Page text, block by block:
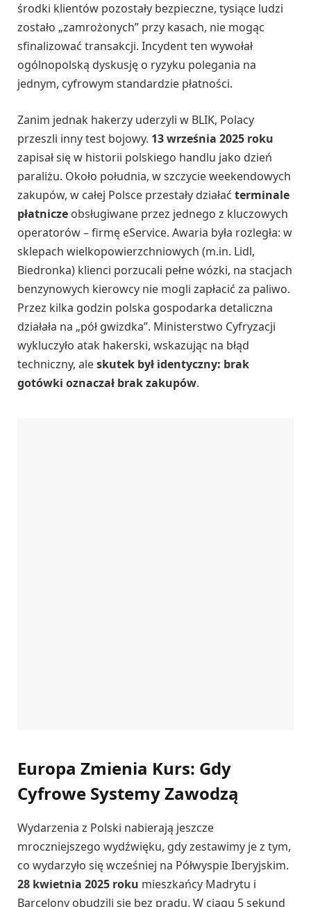
środki klientów pozostały bezpieczne, tysiące ludzi
zostało „zamrożonych” przy kasach, nie mogąc
sfinalizować transakcji. Incydent ten wywołał
ogólnopolską dyskusję o ryzyku polegania na
jednym, cyfrowym standardzie płatności.
Zanim jednak hakerzy uderzyli w BLIK, Polacy
przeszli inny test bojowy. 13 września 2025 roku
zapisał się w historii polskiego handlu jako dzień
paraliżu. Około południa, w szczycie weekendowych
zakupów, w całej Polsce przestały działać terminale
płatnicze obsługiwane przez jednego z kluczowych
operatorów – firmę eService. Awaria była rozległa: w
sklepach wielkopowierzchniowych (m.in. Lidl,
Biedronka) klienci porzucali pełne wózki, na stacjach
benzynowych kierowcy nie mogli zapłacić za paliwo.
Przez kilka godzin polska gospodarka detaliczna
działała na „pół gwizdka”. Ministerstwo Cyfryzacji
wykluczyło atak hakerski, wskazując na błąd
techniczny, aleskutek był identyczny: brak
gotówki oznaczał brak zakupów.
Europa Zmienia Kurs: Gdy
Cyfrowe Systemy Zawodzą
Wydarzenia z Polski nabierają jeszcze
mroczniejszego wydźwięku, gdy zestawimy je z tym,
co wydarzyło się wcześniej na Półwyspie Iberyjskim.
28 kwietnia 2025 roku mieszkańcy Madrytu i
Barcelony obudzili się bez prądu. W ciągu 5 sekund